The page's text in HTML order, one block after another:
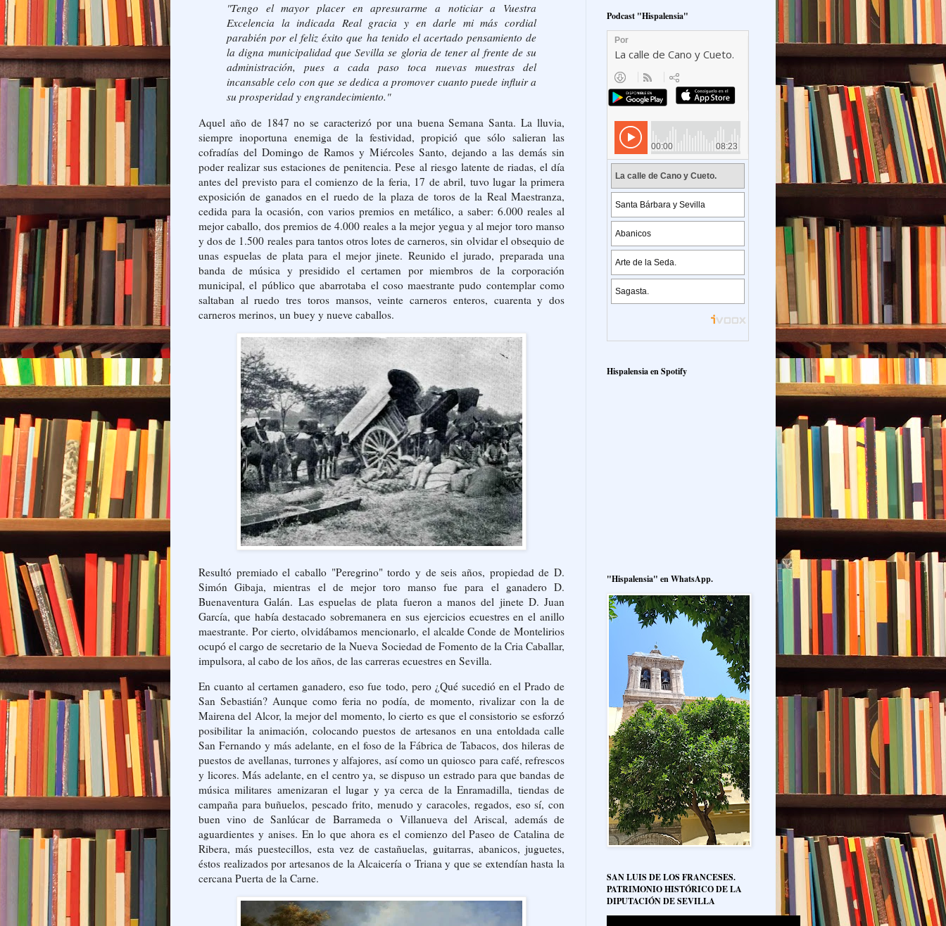
"Tengo el mayor placer en apresurarme a noticiar a Vuestra
Excelencia la indicada Real gracia y en darle mi más cordial
parabién por el feliz éxito que ha tenido el acertado pensamiento de
la digna municipalidad que Sevilla se gloria de tener al frente de su
administración, pues a cada paso toca nuevas muestras del
incansable celo con que se dedica a promover cuanto puede influir a
su prosperidad y engrandecimiento."
Aquel año de 1847 no se caracterizó por una buena Semana Santa. La lluvia,
siempre inoportuna enemiga de la festividad, propició que sólo salieran las
cofradías del Domingo de Ramos y Miércoles Santo, dejando a las demás sin
poder realizar sus estaciones de penitencia. Pese al riesgo latente de riadas, el día
antes del previsto para el comienzo de la feria, 17 de abril, tuvo lugar la primera
exposición de ganados en el ruedo de la plaza de toros de la Real Maestranza,
cedida para la ocasión, con varios premios en metálico, a saber: 6.000 reales al
mejor caballo, dos premios de 4.000 reales a la mejor yegua y al mejor toro manso
y dos de 1.500 reales para tantos otros lotes de carneros, sin olvidar el obsequio de
unas espuelas de plata para el mejor jinete. Reunido el jurado, preparada una
banda de música y presidido el certamen por miembros de la corporación
municipal, el público que abarrotaba el coso maestrante pudo contemplar como
saltaban al ruedo tres toros mansos, veinte carneros enteros, cuarenta y dos
carneros merinos, un buey y nueve caballos.
Resultó premiado el caballo "Peregrino" tordo y de seis años, propiedad de D.
Simón Gibaja, mientras el de mejor toro manso fue para el ganadero D.
Buenaventura Galán. Las espuelas de plata fueron a manos del jinete D. Juan
García, que había destacado sobremanera en sus ejercicios ecuestres en el anillo
maestrante. Por cierto, olvidábamos mencionarlo, el alcalde Conde de Montelirios
ocupó el cargo de secretario de la Nueva Sociedad de Fomento de la Cria Caballar,
impulsora, al cabo de los años, de las carreras ecuestres en Sevilla.
En cuanto al certamen ganadero, eso fue todo, pero ¿Qué sucedió en el Prado de
San Sebastián? Aunque como feria no podía, de momento, rivalizar con la de
Mairena del Alcor, la mejor del momento, lo cierto es que el consistorio se esforzó
posibilitar la animación, colocando puestos de artesanos en una entoldada calle
San Fernando y más adelante, en el foso de la Fábrica de Tabacos, dos hileras de
puestos de avellanas, turrones y alfajores, así como un quiosco para café, refrescos
y licores. Más adelante, en el centro ya, se dispuso un estrado para que bandas de
música militares amenizaran el lugar y ya cerca de la Enramadilla, tiendas de
campaña para buñuelos, pescado frito, menudo y caracoles, regados, eso sí, con
buen vino de Sanlúcar de Barrameda o Villanueva del Ariscal, además de
aguardientes y anises. En lo que ahora es el comienzo del Paseo de Catalina de
Ribera, más puestecillos, esta vez de castañuelas, guitarras, abanicos, juguetes,
éstos realizados por artesanos de la Alcaicería o Triana y que se extendían hasta la
cercana Puerta de la Carne.
Podcast "Hispalensia"
Hispalensia en Spotify
"Hispalensia" en WhatsApp.
SAN LUIS DE LOS FRANCESES.
PATRIMONIO HISTÓRICO DE LA
DIPUTACIÓN DE SEVILLA